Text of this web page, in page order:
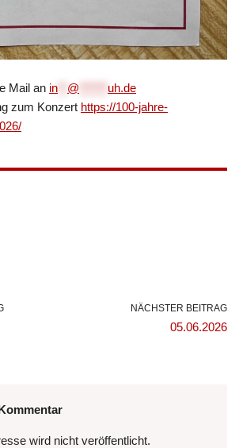
Mail an in @
uh.de
zum Konzert https://100-jahre-
NÄCHSTER BEITRAG
05.06.2026
wird nicht veröffentlicht.